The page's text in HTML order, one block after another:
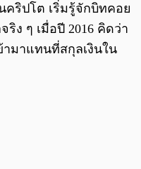
ริปโต เริ่มรู้จักบิทคอย
ง ๆ เมื่อปี 2016 คิดว่า
ามาแทนที่สกุลเงินใน